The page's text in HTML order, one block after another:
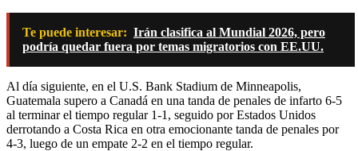
Te puede interesar: Irán clasifica al Mundial 2026, pero
podría quedar fuera por temas migratorios con EE.UU.
Al día siguiente, en el U.S. Bank Stadium de Minneapolis,
Guatemala supero a Canadá en una tanda de penales de infarto 6-5
al terminar el tiempo regular 1-1, seguido por Estados Unidos
derrotando a Costa Rica en otra emocionante tanda de penales por
4-3, luego de un empate 2-2 en el tiempo regular.